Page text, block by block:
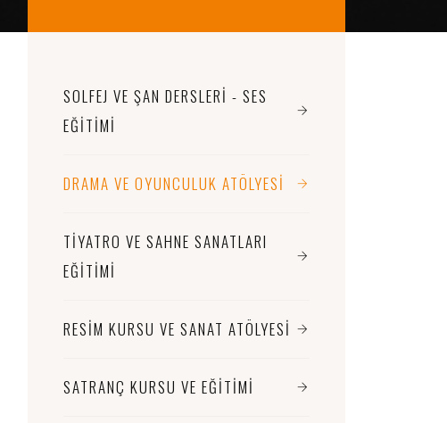
SOLFEJ VE ŞAN DERSLERI - SES
EĞITIMI
DRAMA VE OYUNCULUK ATÖLYESI
TIYATRO VE SAHNE SANATLARI
EĞITIMI
RESIM KURSU VE SANAT ATÖLYESI
SATRANÇ KURSU VE EĞITIMI